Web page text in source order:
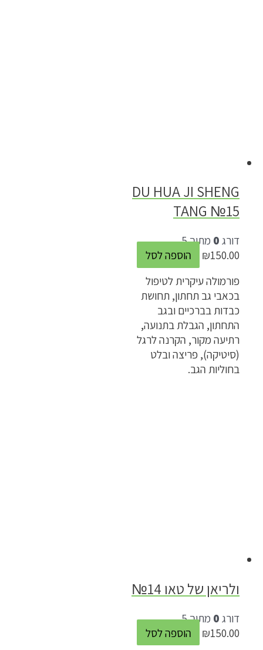
DU HUA JI SHENG
TANG №15
דורג 0 מתוך 5
₪150.00
הוספה לסל
פורמולה עיקרית לטיפול
בכאבי גב תחתון, תחושת
כבדות בברכיים ובגב
התחתון, הגבלת בתנועה,
רתיעה מקור, הקרנה לרגל
(סיטיקה), פריצה ובלט
בחוליות הגב.
ולריאן של טאו 14№
דורג 0 מתוך 5
₪150.00
הוספה לסל